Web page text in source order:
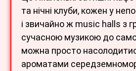
та нічні клуби, кожен у
і звичайно ж music halls з
сучасною музикою до
можна просто
ароматами